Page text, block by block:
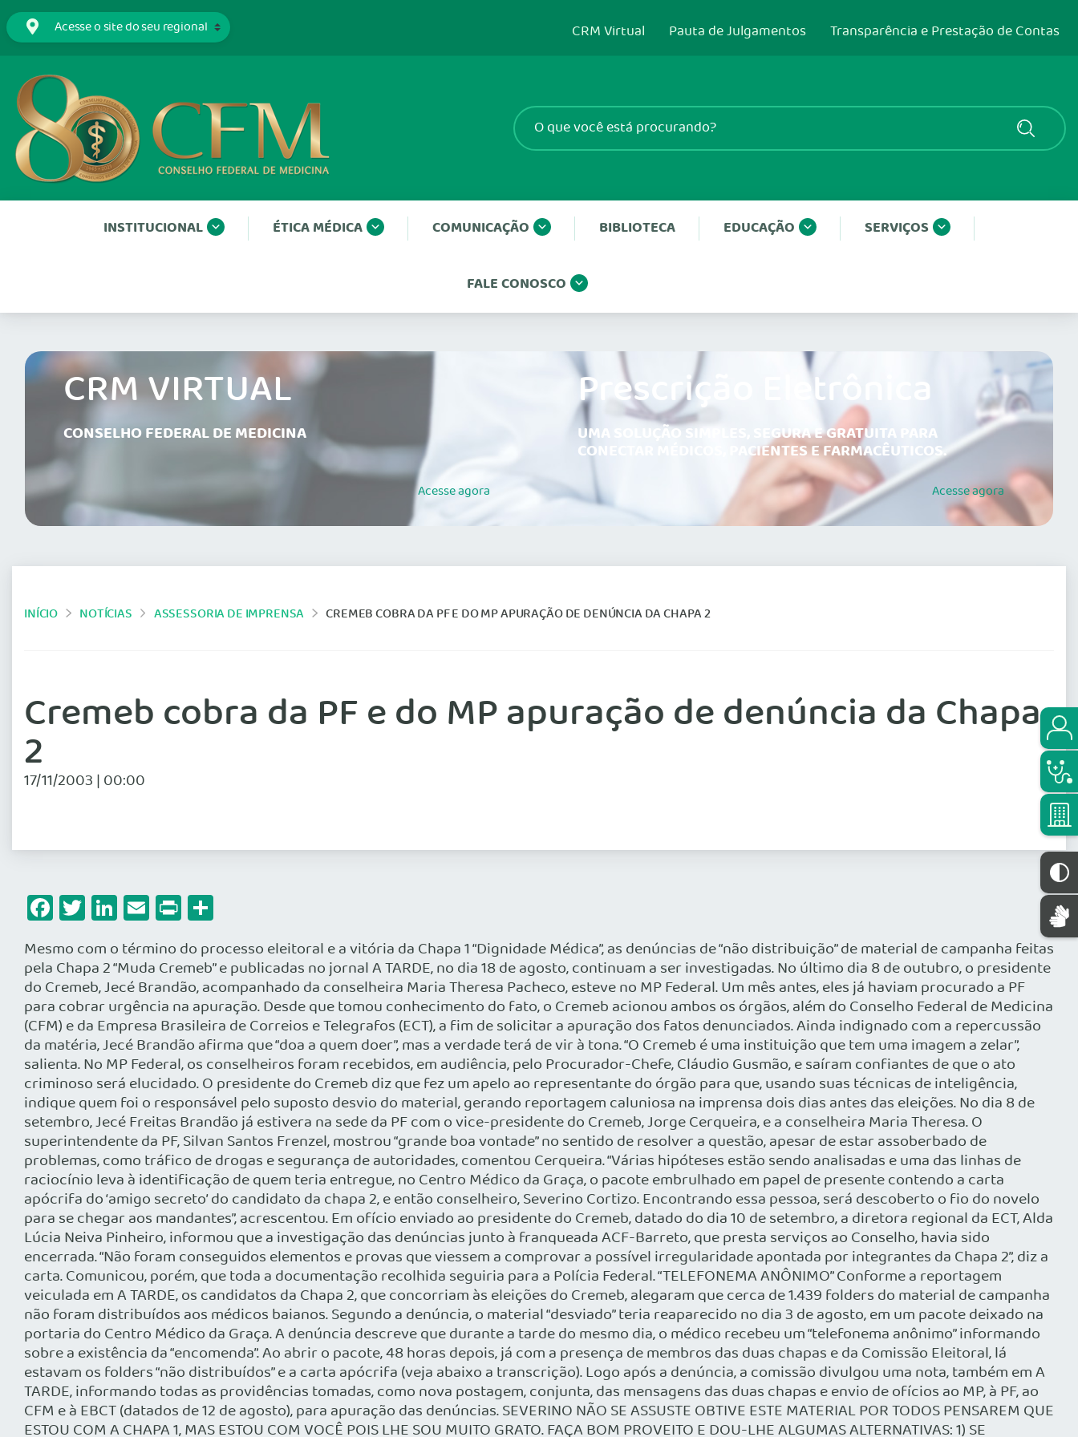
CRM Virtual Pauta de Julgamentos Transparência e Prestação de Contas
INSTITUCIONAL ÉTICA MÉDICA COMUNICAÇÃO BIBLIOTECA EDUCAÇÃO SERVIÇOS
FALE CONOSCO
CRM VIRTUAL
CONSELHO FEDERAL DE MEDICINA
Acesseagora
Prescrição Eletrônica
UMA SOLUÇÃO SIMPLES, SEGURA E GRATUITA PARA
CONECTAR MÉDICOS, PACIENTES E FARMACÊUTICOS.
Acesseagora
INÍCIO NOTÍCIAS ASSESSORIA DE IMPRENSA CREMEB COBRA DA PF E DO MP APURAÇÃO DE DENÚNCIA DA CHAPA 2
Cremeb cobra da PF e do MP apuração de denúncia da Chapa
2
17/11/2003 | 00:00
Facebook
Twitter
LinkedIn
Email
Print
Mesmo com o término do processo eleitoral e a vitória da Chapa 1 “Dignidade Médica”, as denúncias de “não distribuição” de material de campanha feitas
pela Chapa 2 “Muda Cremeb” e publicadas no jornal A TARDE, no dia 18 de agosto, continuam a ser investigadas. No último dia 8 de outubro, o presidente
do Cremeb, Jecé Brandão, acompanhado da conselheira Maria Theresa Pacheco, esteve no MP Federal. Um mês antes, eles já haviam procurado a PF
para cobrar urgência na apuração. Desde que tomou conhecimento do fato, o Cremeb acionou ambos os órgãos, além do Conselho Federal de Medicina
(CFM) e da Empresa Brasileira de Correios e Telegrafos (ECT), a fim de solicitar a apuração dos fatos denunciados. Ainda indignado com a repercussão
da matéria, Jecé Brandão afirma que “doa a quem doer”, mas a verdade terá de vir à tona. “O Cremeb é uma instituição que tem uma imagem a zelar”,
salienta. No MP Federal, os conselheiros foram recebidos, em audiência, pelo Procurador-Chefe, Cláudio Gusmão, e saíram confiantes de que o ato
criminoso será elucidado. O presidente do Cremeb diz que fez um apelo ao representante do órgão para que, usando suas técnicas de inteligência,
indique quem foi o responsável pelo suposto desvio do material, gerando reportagem caluniosa na imprensa dois dias antes das eleições. No dia 8 de
setembro, Jecé Freitas Brandão já estivera na sede da PF com o vice-presidente do Cremeb, Jorge Cerqueira, e a conselheira Maria Theresa. O
superintendente da PF, Silvan Santos Frenzel, mostrou “grande boa vontade” no sentido de resolver a questão, apesar de estar assoberbado de
problemas, como tráfico de drogas e segurança de autoridades, comentou Cerqueira. “Várias hipóteses estão sendo analisadas e uma das linhas de
raciocínio leva à identificação de quem teria entregue, no Centro Médico da Graça, o pacote embrulhado em papel de presente contendo a carta
apócrifa do ‘amigo secreto’ do candidato da chapa 2, e então conselheiro, Severino Cortizo. Encontrando essa pessoa, será descoberto o fio do novelo
para se chegar aos mandantes”, acrescentou. Em ofício enviado ao presidente do Cremeb, datado do dia 10 de setembro, a diretora regional da ECT, Alda
Lúcia Neiva Pinheiro, informou que a investigação das denúncias junto à franqueada ACF-Barreto, que presta serviços ao Conselho, havia sido
encerrada. “Não foram conseguidos elementos e provas que viessem a comprovar a possível irregularidade apontada por integrantes da Chapa 2”, diz a
carta. Comunicou, porém, que toda a documentação recolhida seguiria para a Polícia Federal. “TELEFONEMA ANÔNIMO” Conforme a reportagem
veiculada em A TARDE, os candidatos da Chapa 2, que concorriam às eleições do Cremeb, alegaram que cerca de 1.439 folders do material de campanha
não foram distribuídos aos médicos baianos. Segundo a denúncia, o material “desviado” teria reaparecido no dia 3 de agosto, em um pacote deixado na
portaria do Centro Médico da Graça. A denúncia descreve que durante a tarde do mesmo dia, o médico recebeu um “telefonema anônimo” informando
sobre a existência da “encomenda”. Ao abrir o pacote, 48 horas depois, já com a presença de membros das duas chapas e da Comissão Eleitoral, lá
estavam os folders “não distribuídos” e a carta apócrifa (veja abaixo a transcrição). Logo após a denúncia, a comissão divulgou uma nota, também em A
TARDE, informando todas as providências tomadas, como nova postagem, conjunta, das mensagens das duas chapas e envio de ofícios ao MP, à PF, ao
CFM e à EBCT (datados de 12 de agosto), para apuração das denúncias. SEVERINO NÃO SE ASSUSTE OBTIVE ESTE MATERIAL POR TODOS PENSAREM QUE
ESTOU COM A CHAPA 1, MAS ESTOU COM VOCÊ POIS LHE SOU MUITO GRATO. FAÇA BOM PROVEITO E DOU-LHE ALGUMAS ALTERNATIVAS: 1) SE